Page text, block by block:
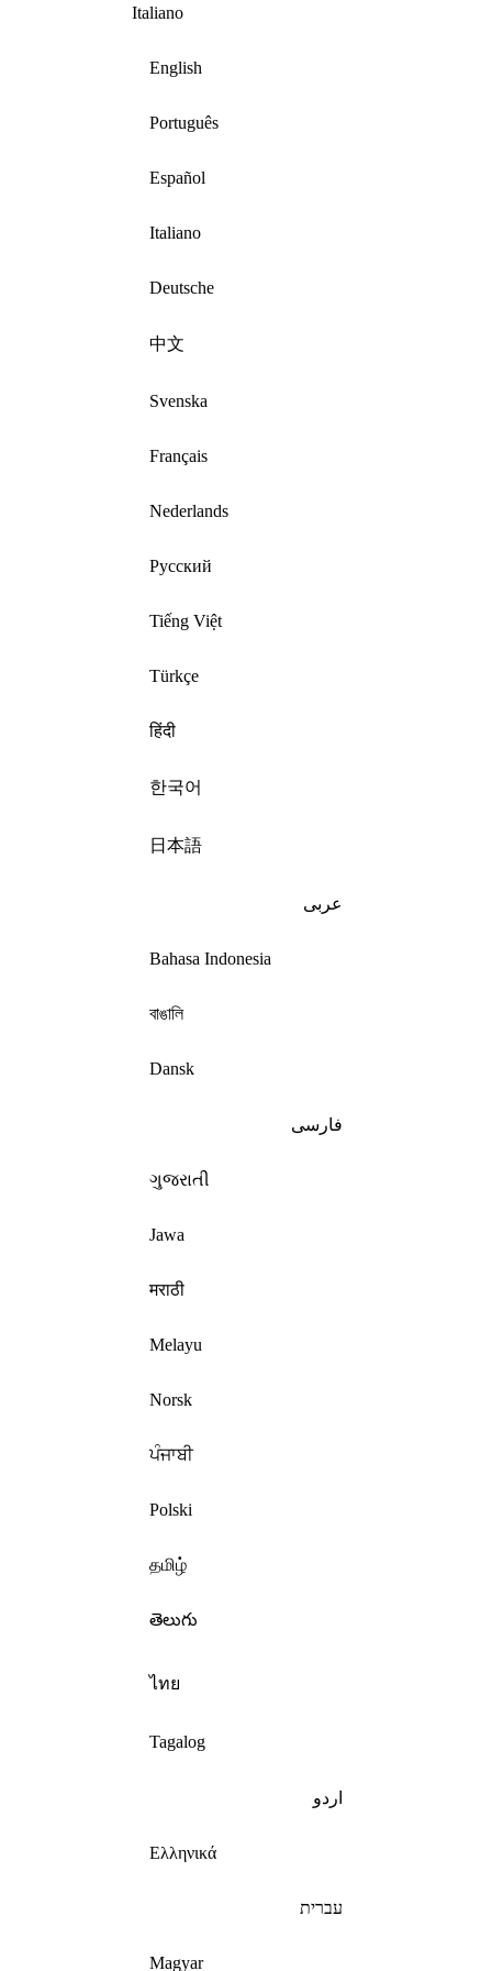
Italiano
English
Português
Español
Italiano
Deutsche
中文
Svenska
Français
Nederlands
Русский
Tiếng Việt
Türkçe
हिंदी
한국어
日本語
عربى
Bahasa Indonesia
বাঙালি
Dansk
فارسی
ગુજરાતી
Jawa
मराठी
Melayu
Norsk
ਪੰਜਾਬੀ
Polski
தமிழ்
తెలుగు
ไทย
Tagalog
اردو
Ελληνικά
עברית
Magyar